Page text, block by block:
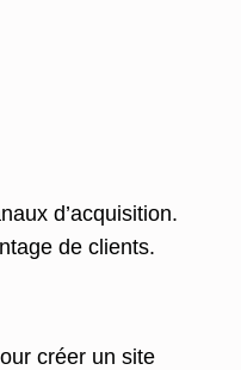
d’acquisition.
de clients.
créer un site